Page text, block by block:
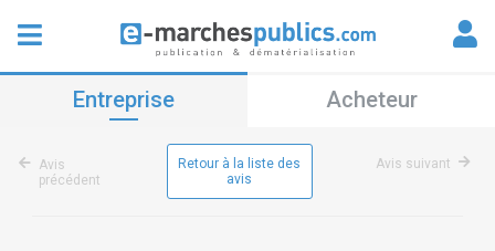
Entreprise Acheteur
Avis
précédent
Retour à la liste des
avis
Avis suivant